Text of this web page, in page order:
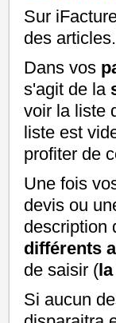
Sur
des articles.
Dans vos
s'agit de la
voir la liste
liste est
profiter de
Une fois
devis ou
description
différents
de saisir (
Si aucun